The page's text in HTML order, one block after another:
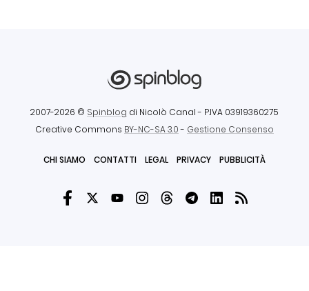
2007-2026 © Spinblog di Nicolò Canal - P.IVA 03919360275
Creative Commons BY-NC-SA 3.0- Gestione Consenso
CHI SIAMO CONTATTI LEGAL PRIVACY PUBBLICITÀ